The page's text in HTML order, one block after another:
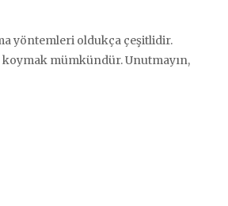
yöntemleri oldukça çeşitlidir.
mümkündür. Unutmayın,